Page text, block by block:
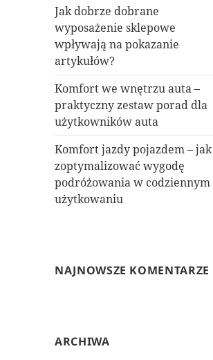
Jak dobrze dobrane
wyposażenie sklepowe
wpływają na pokazanie
artykułów?
Komfort we wnętrzu auta –
praktyczny zestaw porad dla
użytkowników auta
Komfort jazdy pojazdem – jak
zoptymalizować wygodę
podróżowania w codziennym
użytkowaniu
NAJNOWSZE KOMENTARZE
ARCHIWA